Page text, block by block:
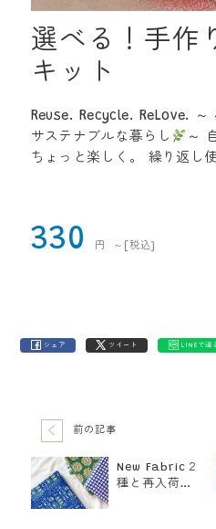
選べる！手作
キット
Reuse. Recycle. ReLove. ～
サステナブルな暮らし
～
ちょっと楽しく。 繰り返し
330 円 ～ [税込]
シェア ツイート LINEで送
前の記事
New Fabric２
種と再入荷の